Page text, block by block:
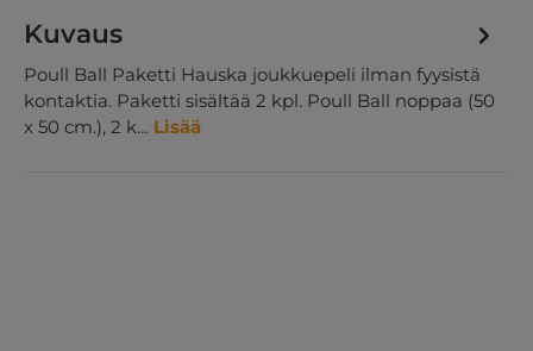
Kuvaus
Poull Ball Paketti Hauska joukkuepeli ilman fyysistä
kontaktia. Paketti sisältää 2 kpl. Poull Ball noppaa (50
x 50 cm.), 2 k… Lisää